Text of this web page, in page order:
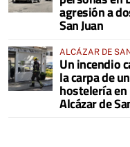
agresión a
San Juan
ALCÁZAR DE
Un incendio
la carpa de
hostelería en
Alcázar de